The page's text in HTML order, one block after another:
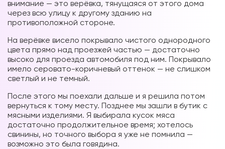
внимание — это верёвка, тянущаяся от этого дома
через всю улицу к другому зданию на
противоположной стороне.
На верёвке висело покрывало чистого однородного
цвета прямо над проезжей частью — достаточно
высоко для проезда автомобиля под ним. Покрывало
имело серовато-коричневый оттенок — не слишком
светлый и не темный.
После этого мы поехали дальше и я решила потом
вернуться к тому месту. Позднее мы зашли в бутик с
мясными изделиями. Я выбирала кусок мяса
достаточно продолжительное время; хотелось
свинины, но точного выбора я уже не помнила —
возможно это была говядина.